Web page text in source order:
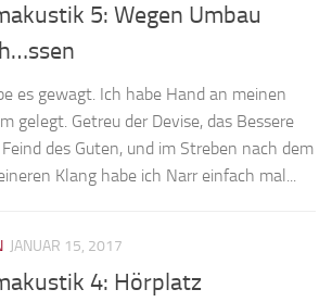
5: Wegen Umbau
es gewagt. Ich habe Hand an meinen
gelegt. Getreu der Devise, das Bessere
des Guten, und im Streben nach dem
Klang habe ich Narr einfach mal...
JANUAR 15, 2017
4: Hörplatz